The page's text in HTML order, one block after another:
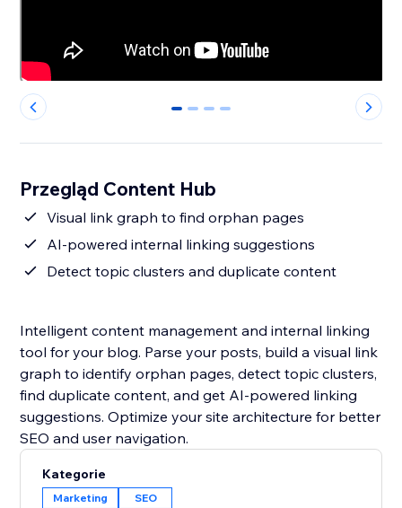
0 1 2 3
Przegląd Content Hub
Visual link graph to find orphan pages
AI-powered internal linking suggestions
Detect topic clusters and duplicate content
Intelligent content management and internal linking
tool for your blog. Parse your posts, build a visual link
graph to identify orphan pages, detect topic clusters,
find duplicate content, and get AI-powered linking
suggestions. Optimize your site architecture for better
SEO and user navigation.
Kategorie
Marketing SEO